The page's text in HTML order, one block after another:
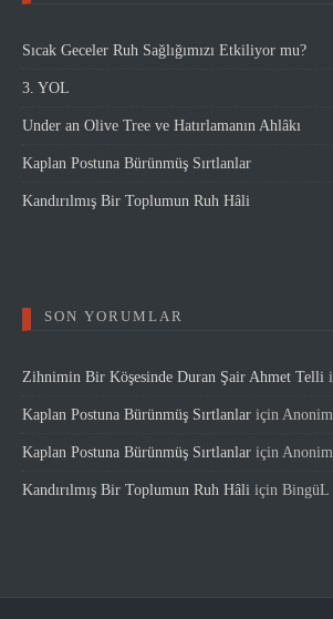
Sıcak Geceler Ruh Sağlığımızı Etkiliyor mu?
3. YOL
Under an Olive Tree ve Hatırlamanın Ahlâkı
Kaplan Postuna Bürünmüş Sırtlanlar
Kandırılmış Bir Toplumun Ruh Hâli
SON YORUMLAR
Zihnimin Bir Köşesinde Duran Şair Ahmet Telli
Kaplan Postuna Bürünmüş Sırtlanlar içinAnonim
Kaplan Postuna Bürünmüş Sırtlanlar içinAnonim
Kandırılmış Bir Toplumun Ruh Hâli için BingüL